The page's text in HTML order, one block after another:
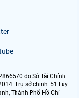
do Sở Tài Chính
Trụ sở chính: 51 Lũy
Thành Phố Hồ Chí